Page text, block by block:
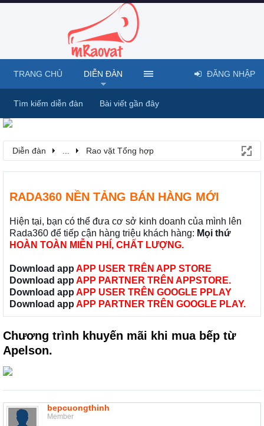
Diễn đàn Rao vặt Tổng hợp
RADA360 NỀN TẢNG BÁN HÀNG MỚI
Hiện tại, bạn có thể đưa cơ sở kinh doanh của mình lên
Rada360 để tiếp cận hàng triệu khách hàng: Mọi thứ
HOÀN TOÀN MIỄN PHÍ, CHẤT LƯỢNG.
Download app APP USER TRÊN APP STORE
Download app APP PARTNER TRÊN APPSTORE.
Download app APP USER TRÊN GOOGLE PPLAY
Download app APP PARTNER TRÊN GOOGLE PLAY.
Chương trình khuyến mãi khi mua bếp từ
Apelson.
bepcuongthinh
Member
TRANG CHỦ DIỄN ĐÀN
Tìm kiếm diễn đàn Bài viết gần đây
ĐĂNG NHẬP